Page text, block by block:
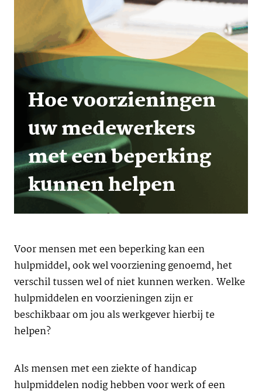
Hoe voorzieningen
uw medewerkers
met een beperking
kunnen helpen
Voor mensen met een beperking kan een
hulpmiddel, ook wel voorziening genoemd, het
verschil tussen wel of niet kunnen werken. Welke
hulpmiddelen en voorzieningen zijn er
beschikbaar om jou als werkgever hierbij te
helpen?
Als mensen met een ziekte of handicap
hulpmiddelen nodig hebben voor werk of een